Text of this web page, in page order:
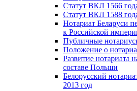
Статут ВКЛ 1566
Статут ВКЛ 1588
Нотариат Беларуси
к Российской
Публичные
Положение о
Развитие нотариата
составе Польши
Белорусский
2013 год